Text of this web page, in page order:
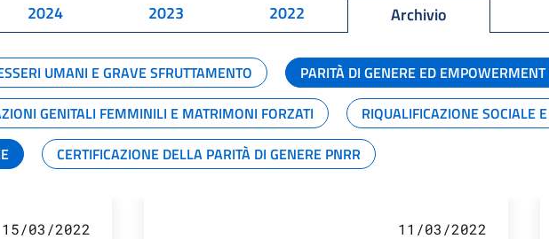
2024 2023 2022 Archivio
UMANI E GRAVE SFRUTTAMENTO PARITÀ DI GENERE ED
GENITALI FEMMINILI E MATRIMONI FORZATI
RIQUALIFICAZIONE SOCIALE
CERTIFICAZIONE DELLA PARITÀ DI GENERE PNRR
15/03/2022 11/03/2022